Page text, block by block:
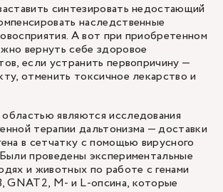
синтезировать недостающий
наследственные
А вот при приобретенном
вернуть себе здоровое
если устранить первопричину —
отменить токсичное лекарство и
являются исследования
терапии дальтонизма — доставки
в сетчатку с помощью вирусного
проведены экспериментальные
и животных по работе с генами
GNAT2, M- и L-опсина, которые